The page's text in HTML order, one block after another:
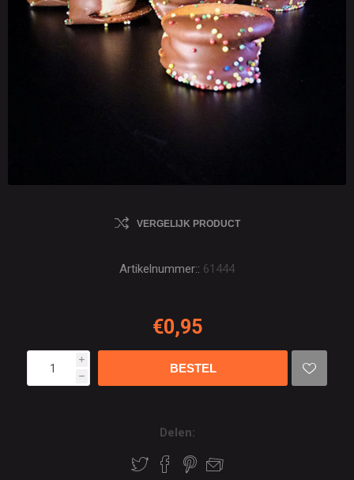
VERGELIJK PRODUCT
Artikelnummer:: 61444
€0,95
i
h
Delen: